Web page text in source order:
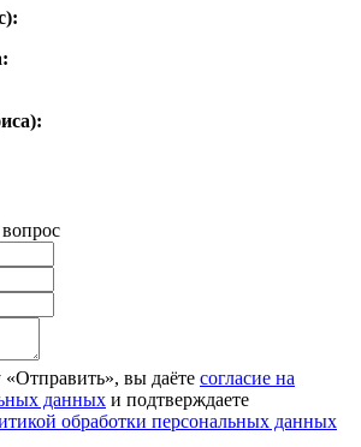
вы даёте согласие на
данных и подтверждаете
обработки персональных данных